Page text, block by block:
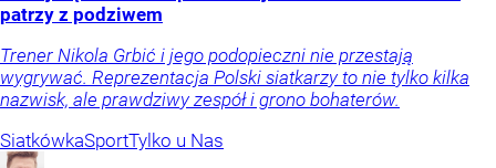
patrzy z podziwem
Trener Nikola Grbić i jego podopieczni nie przestają
wygrywać. Reprezentacja Polski siatkarzy to nie tylko kilka
nazwisk, ale prawdziwy zespół i grono bohaterów.
SiatkówkaSportTylko u Nas